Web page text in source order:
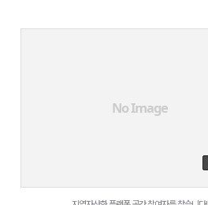
No Image